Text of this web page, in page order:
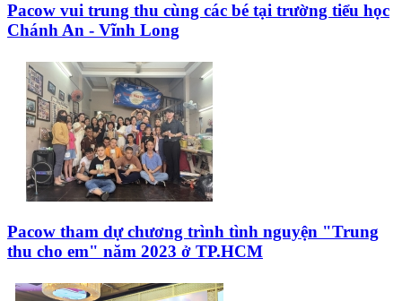
Pacow vui trung thu cùng các bé tại trường tiểu học
Chánh An - Vĩnh Long
Pacow tham dự chương trình tình nguyện "Trung
thu cho em" năm 2023 ở TP.HCM